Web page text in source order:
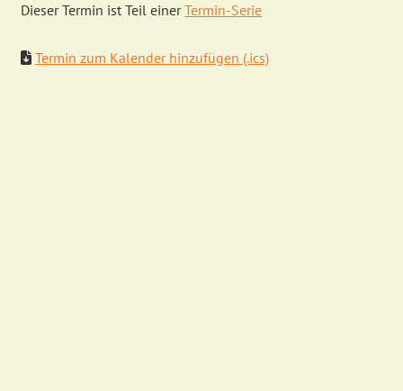
Dieser Termin ist Teil einerTermin-Serie
Termin zum Kalender hinzufügen (.ics)